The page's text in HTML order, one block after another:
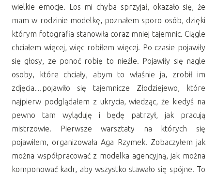
wielkie emocje. Los mi chyba sprzyjał, okazało się, że
mam w rodzinie modelkę, poznałem sporo osób, dzięki
którym fotografia stanowiła coraz mniej tajemnic. Ciągle
chciałem więcej, więc robiłem więcej. Po czasie pojawiły
się głosy, ze ponoć robię to nieźle. Pojawiły się nagle
osoby, które chciały, abym to właśnie ja, zrobił im
zdjęcia…pojawiło się tajemnicze Złodziejewo, które
najpierw podglądałem z ukrycia, wiedząc, że kiedyś na
pewno tam wyląduję i będę patrzył, jak pracują
mistrzowie. Pierwsze warsztaty na których się
pojawiłem, organizowała Aga Rzymek. Zobaczyłem jak
można współpracować z modelka agencyjną, jak można
komponować kadr, aby wszystko stawało się spójne. To